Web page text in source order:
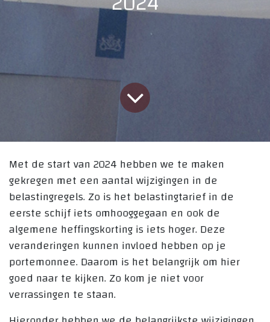
Met de start van 2024 hebben we te maken
gekregen met een aantal wijzigingen in de
belastingregels. Zo is het belastingtarief in de
eerste schijf iets omhooggegaan en ook de
algemene heffingskorting is iets hoger. Deze
veranderingen kunnen invloed hebben op je
portemonnee. Daarom is het belangrijk om hier
goed naar te kijken. Zo kom je niet voor
verrassingen te staan.